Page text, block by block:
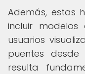
Además, estas
incluir
usuarios
puentes
resulta